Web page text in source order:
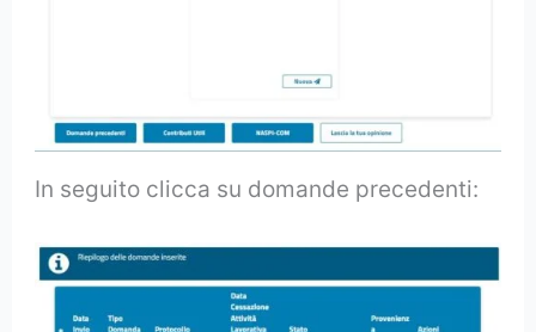
In seguito clicca su domande precedenti: